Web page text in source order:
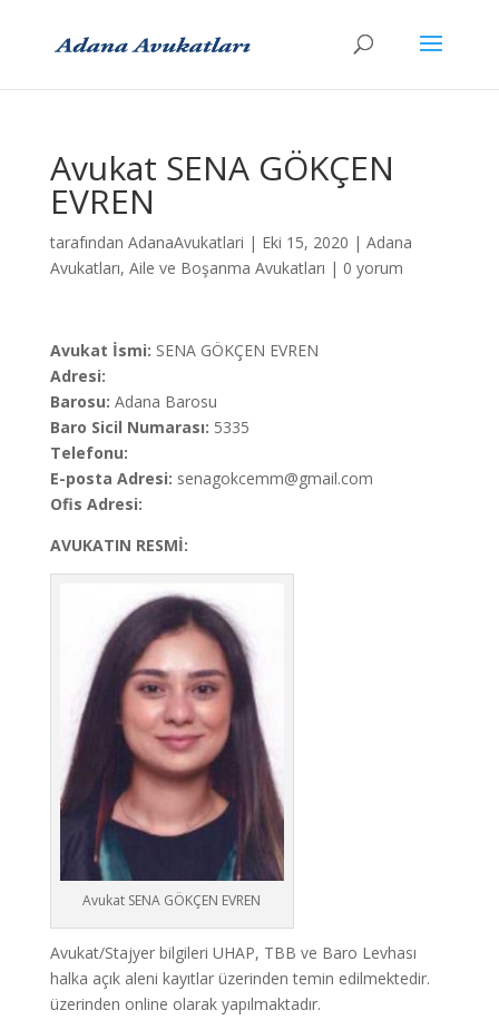
Avukat SENA GÖKÇEN
EVREN
tarafından AdanaAvukatlari | Eki 15, 2020 | Adana
Avukatları, Aile ve Boşanma Avukatları | 0 yorum
Avukat İsmi: SENA GÖKÇEN EVREN
Adresi:
Barosu: Adana Barosu
Baro Sicil Numarası: 5335
Telefonu:
E-posta Adresi: senagokcemm@gmail.com
Ofis Adresi:
AVUKATIN RESMİ:
Avukat SENA GÖKÇEN EVREN
Avukat/Stajyer bilgileri UHAP, TBB ve Baro Levhası
halka açık aleni kayıtlar üzerinden temin edilmektedir.
üzerinden online olarak yapılmaktadır.